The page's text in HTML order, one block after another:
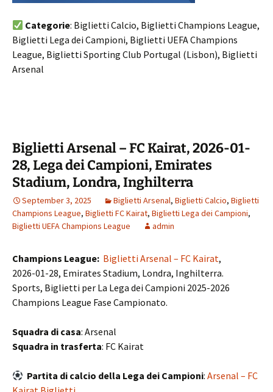
Categorie: Biglietti Calcio, Biglietti Champions League,
Biglietti Lega dei Campioni, Biglietti UEFA Champions
League, Biglietti Sporting Club Portugal (Lisbon), Biglietti
Arsenal
Biglietti Arsenal – FC Kairat, 2026-01-
28, Lega dei Campioni, Emirates
Stadium, Londra, Inghilterra
September 3, 2025 Biglietti Arsenal, Biglietti Calcio, Biglietti
Champions League, Biglietti FC Kairat, Biglietti Lega dei Campioni,
Biglietti UEFA Champions League
admin
Champions League: Biglietti Arsenal – FC Kairat,
2026-01-28, Emirates Stadium, Londra, Inghilterra.
Sports, Biglietti per La Lega dei Campioni 2025-2026
Champions League Fase Campionato.
Squadra di casa: Arsenal
Squadra in trasferta: FC Kairat
Partita di calcio della Lega dei Campioni:Arsenal – FC